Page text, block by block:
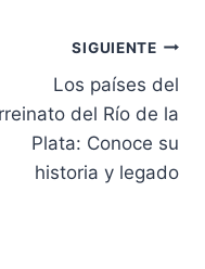
SIGUIENTE
Los países del
del Río de la
Plata: Conoce su
historia y legado